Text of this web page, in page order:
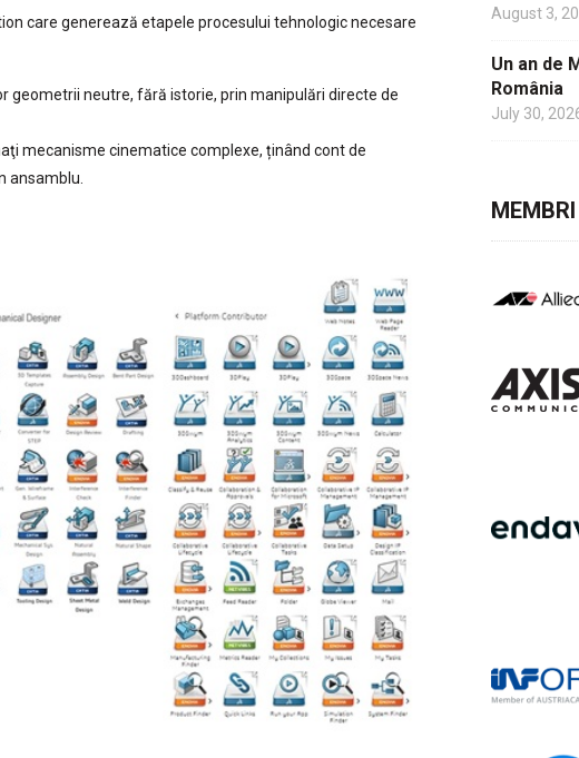
care generează etapele procesului tehnologic necesare
geometrii neutre, fără istorie, prin manipulări directe de
mecanisme cinematice complexe, ținând cont de
ansamblu.
August 3,
Un an de
România
July 30,
MEMBRI